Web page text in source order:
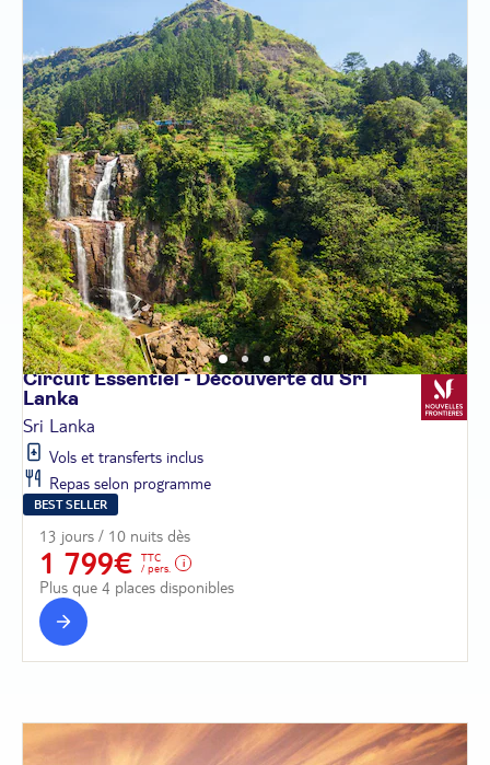
Circuit Essentiel - Découverte du Sri
Lanka
Sri Lanka
Vols et transferts inclus
Repas selon programme
BEST SELLER
13 jours / 10 nuits dès
1 799€
TTC
/ pers.
Plus que 4 places disponibles